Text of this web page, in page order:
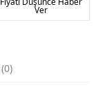
Ver
0